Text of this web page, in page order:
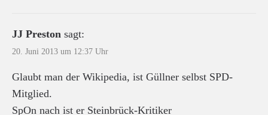
JJ Preston sagt:
20. Juni 2013 um 12:37 Uhr
Glaubt man der Wikipedia, ist Güllner selbst SPD-
Mitglied.
SpOn nach ist er Steinbrück-Kritiker